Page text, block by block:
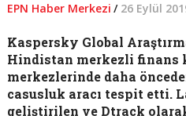
EPN Haber Merkezi / 26 Eylül
Kaspersky Global
Hindistan merkezli finans
merkezlerinde daha
casusluk aracı tespit etti.
geliştirilen ve Dtrack